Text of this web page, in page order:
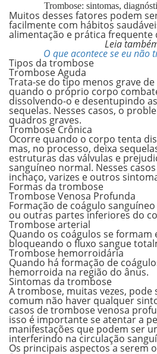
Trombose: sintomas,
Muitos desses fatores podem
facilmente com hábitos
alimentação e prática frequente
Leia
O que acontece se eu não
Tipos da trombose
Trombose Aguda
Trata-se do tipo menos grave
quando o próprio corpo
dissolvendo-o e desentupindo
sequelas. Nesses casos, o
quadros graves.
Trombose Crônica
Ocorre quando o corpo tenta
mas, no processo, deixa
estruturas das válvulas e
sanguíneo normal. Nesses
inchaço, varizes e outros
Formas da trombose
Trombose Venosa Profunda
Formação de coágulo
ou outras partes inferiores do
Trombose arterial
Quando os coágulos se formam
bloqueando o fluxo sangue
Trombose hemorroidária
Quando há formação de
hemorroida na região do ânus.
Sintomas da trombose
A trombose, muitas vezes, pode
comum não haver qualquer
casos de trombose venosa
isso é importante se atentar a
manifestações que podem ser
interferindo na circulação
Os principais aspectos a serem